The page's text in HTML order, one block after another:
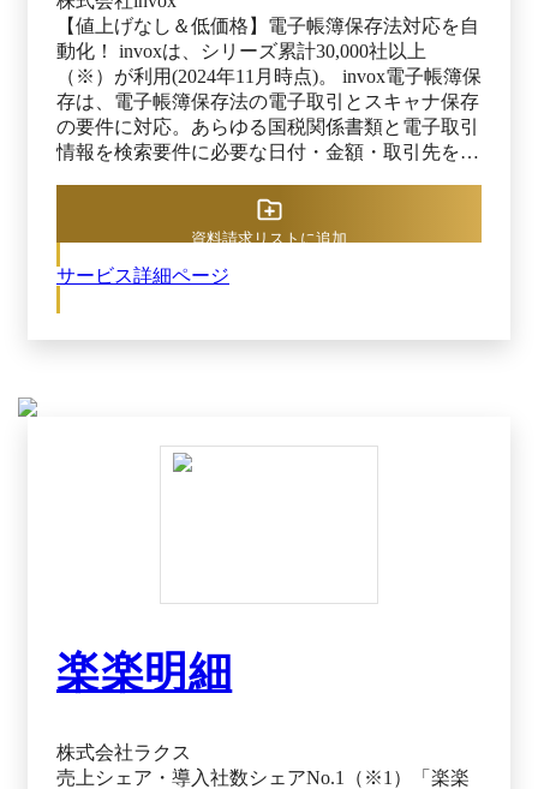
【値上げなし＆低価格】電子帳簿保存法対応を自
動化！ invoxは、シリーズ累計30,000社以上
（※）が利用(2024年11月時点)。 invox電子帳簿保
存は、電子帳簿保存法の電子取引とスキャナ保存
の要件に対応。あらゆる国税関係書類と電子取引
情報を検索要件に必要な日付・金額・取引先を自
年10月21日閲覧）
サービス詳細ページ
資料請求リストに追加
楽楽明細
株式会社ラクス
売上シェア・導入社数シェアNo.1（※1）「楽楽